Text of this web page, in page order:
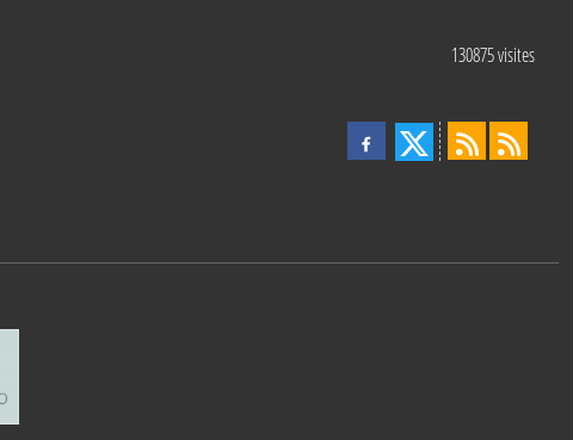
130875visites